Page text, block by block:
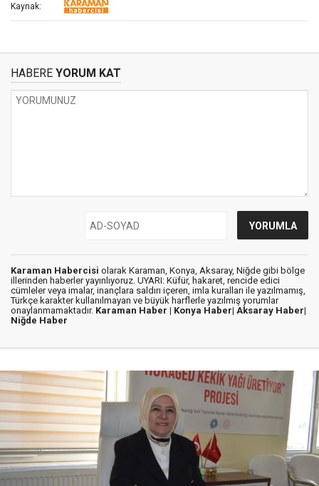
Kaynak:
HABERE YORUM KAT
Karaman Habercisi olarak Karaman, Konya, Aksaray, Niğde gibi bölge
illerinden haberler yayınlıyoruz. UYARI: Küfür, hakaret, rencide edici
cümleler veya imalar, inançlara saldırı içeren, imla kuralları ile yazılmamış,
Türkçe karakter kullanılmayan ve büyük harflerle yazılmış yorumlar
onaylanmamaktadır. Karaman Haber | Konya Haber| Aksaray Haber|
Niğde Haber